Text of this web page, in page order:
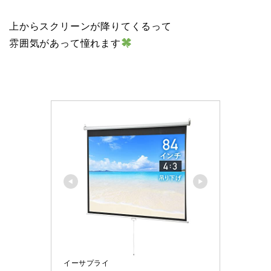
上からスクリーンが降りてくるって
雰囲気があって憧れます
イーサプライ